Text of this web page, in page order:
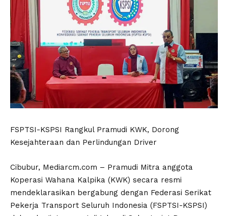
FSPTSI-KSPSI Rangkul Pramudi KWK, Dorong
Kesejahteraan dan Perlindungan Driver
Cibubur, Mediarcm.com – Pramudi Mitra anggota
Koperasi Wahana Kalpika (KWK) secara resmi
mendeklarasikan bergabung dengan Federasi Serikat
Pekerja Transport Seluruh Indonesia (FSPTSI-KSPSI)